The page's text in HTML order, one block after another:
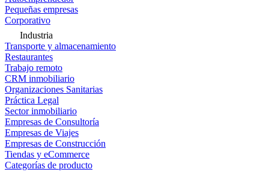
Pequeñas empresas
Corporativo
Industria
Transporte y almacenamiento
Restaurantes
Trabajo remoto
CRM inmobiliario
Organizaciones Sanitarias
Práctica Legal
Sector inmobiliario
Empresas de Consultoría
Empresas de Viajes
Empresas de Construcción
Tiendas y eCommerce
Categorías de producto